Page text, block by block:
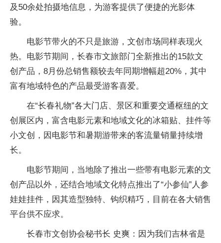
及50余处拍摄地信息，为游客提供了便捷的光影体
验。
电影节带火的不只是旅游，文创市场同样表现火
热。电影节期间，长春市文旅部门全新推出的15款文
创产品，8月份总销售额较去年同期增幅超20%，其中
富有地域特色的产品最受游客喜爱。
在“长春礼物”各大门店、景区和重要交通枢纽的文
创展区内，富含电影元素和地域文化的冰箱贴、挂件等
小文创，因电影节和暑期游带来的客流量销量持续增
长。
电影节期间，当地除了推出一些带有电影元素的文
创产品以外，还结合地域文化特点推出了“小参仙”人参
娃娃挂件，因其造型独特、钩织精巧，目前在各大销售
平台供不应求。
长春市文创协会秘书长 史爽：因为我们吉林省是